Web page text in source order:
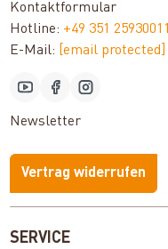
SERVICE
Kontaktformular
Hotline: +49 351 25930011
E-Mail:
[email protected]
Newsletter
Vertrag widerrufen